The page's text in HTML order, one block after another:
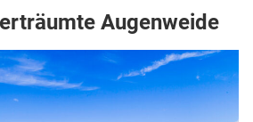
Augenweide